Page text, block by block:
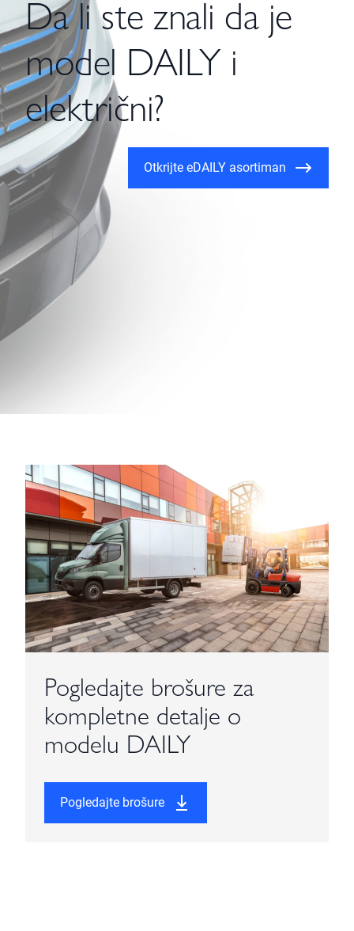
Da li ste znali da je
model DAILY i
električni?
Otkrijte eDAILY asortiman
Pogledajte brošure za
kompletne detalje o
modelu DAILY
Pogledajte brošure